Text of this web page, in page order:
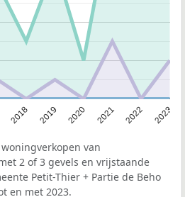
2018 2019 2020 2021 2022 2023
van
2 of 3 gevels en vrijstaande
Petit-Thier + Partie de Beho
en met 2023.